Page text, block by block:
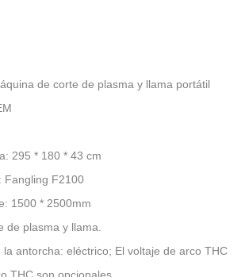
de corte de plasma y llama portátil
295 * 180 * 43 cm
Fangling F2100
1500 * 2500mm
de plasma y llama.
antorcha: eléctrico; El voltaje de arco THC